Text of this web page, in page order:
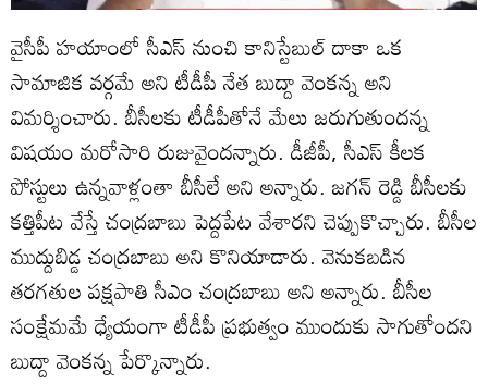
వైసీపీ హయాంలో సీఎస్ నుంచి కానిస్టేబుల్ దాకా ఒక
సామాజిక వర్గమే అని టీడీపీ నేత బుద్దా వెంకన్న అని
విమర్శించారు. బీసీలకు టీడీపీతోనే మేలు జరుగుతుందన్న
విషయం మరోసారి రుజువైందన్నారు. డీజీపీ, సీఎస్ కీలక
పోస్టులు ఉన్నవాళ్లంతా బీసీలే అని అన్నారు. జగన్ రెడ్డి బీసీలకు
కత్తిపీట వేస్తే చంద్రబాబు పెద్దపేట వేశారని చెప్పుకొచ్చారు. బీసీల
ముద్దుబిడ్డ చంద్రబాబు అని కొనియాడారు. వెనుకబడిన
తరగతుల పక్షపాతి సీఎం చంద్రబాబు అని అన్నారు. బీసీల
సంక్షేమమే ధ్యేయంగా టీడీపీ ప్రభుత్వం ముందుకు సాగుతోందని
బుద్దా వెంకన్న పేర్కొన్నారు.